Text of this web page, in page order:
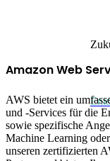
Amazon Web
AWS bietet ein
und -Services für die
sowie spezifische
Machine Learning
unseren zertifizierten